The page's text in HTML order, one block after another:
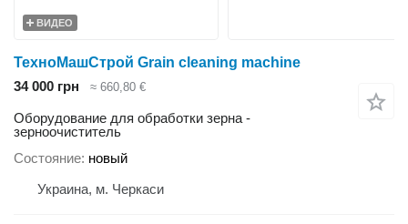
ВИДЕО
ТехноМашСтрой Grain cleaning machine
34 000 грн
≈ 660,80 €
Оборудование для обработки зерна -
зерноочиститель
Состояние новый
Украина, м. Черкаси